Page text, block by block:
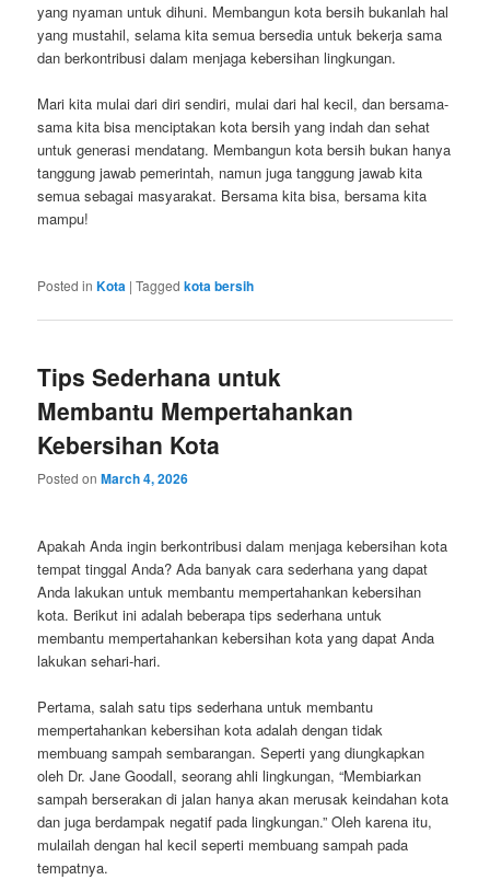
yang nyaman untuk dihuni. Membangun kota bersih bukanlah hal
yang mustahil, selama kita semua bersedia untuk bekerja sama
dan berkontribusi dalam menjaga kebersihan lingkungan.
Mari kita mulai dari diri sendiri, mulai dari hal kecil, dan bersama-
sama kita bisa menciptakan kota bersih yang indah dan sehat
untuk generasi mendatang. Membangun kota bersih bukan hanya
tanggung jawab pemerintah, namun juga tanggung jawab kita
semua sebagai masyarakat. Bersama kita bisa, bersama kita
mampu!
Posted in Kota |Tagged kota bersih
Tips Sederhana untuk
Membantu Mempertahankan
Kebersihan Kota
Posted onMarch 4, 2026
Apakah Anda ingin berkontribusi dalam menjaga kebersihan kota
tempat tinggal Anda? Ada banyak cara sederhana yang dapat
Anda lakukan untuk membantu mempertahankan kebersihan
kota. Berikut ini adalah beberapa tips sederhana untuk
membantu mempertahankan kebersihan kota yang dapat Anda
lakukan sehari-hari.
Pertama, salah satu tips sederhana untuk membantu
mempertahankan kebersihan kota adalah dengan tidak
membuang sampah sembarangan. Seperti yang diungkapkan
oleh Dr. Jane Goodall, seorang ahli lingkungan, “Membiarkan
sampah berserakan di jalan hanya akan merusak keindahan kota
dan juga berdampak negatif pada lingkungan.” Oleh karena itu,
mulailah dengan hal kecil seperti membuang sampah pada
tempatnya.